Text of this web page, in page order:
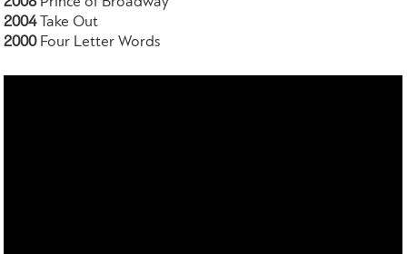
2004 Take Out
2000 Four Letter Words